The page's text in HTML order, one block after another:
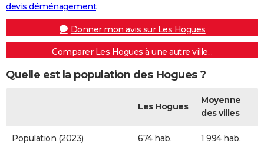
devis déménagement.
Donner mon avis sur Les Hogues
Comparer Les Hogues à une autre ville...
Quelle est la population des Hogues ?
Les Hogues
Moyenne
des villes
Population (2023) 674 hab. 1 994 hab.